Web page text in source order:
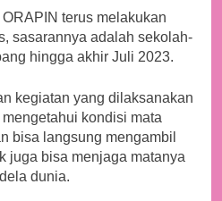
terus melakukan
sasarannya adalah sekolah-
hingga akhir Juli 2023.
kegiatan yang dilaksanakan
kondisi mata
bisa langsung mengambil
juga bisa menjaga matanya
dunia.